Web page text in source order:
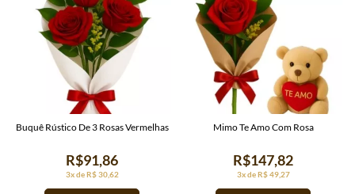
3x de R$ 30,62
R$91,86
Buquê Rústico De 3 Rosas Vermelhas
3x de R$ 49,27
R$147,82
Mimo Te Amo Com Rosa